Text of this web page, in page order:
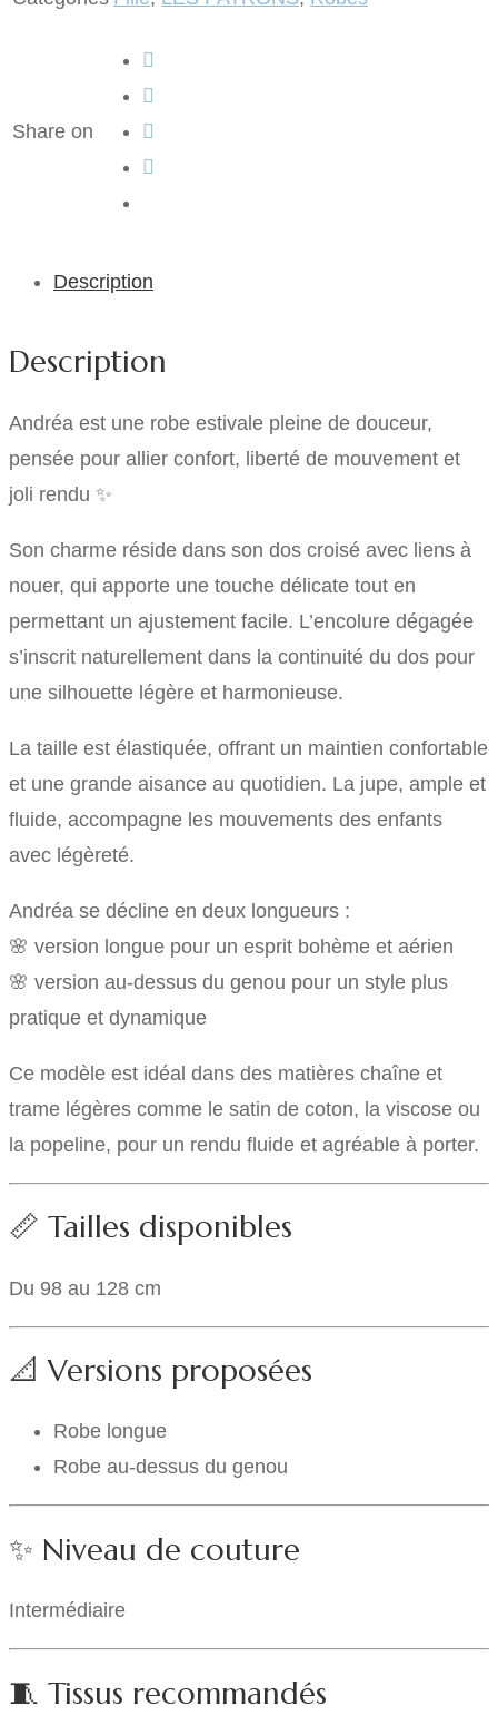
Share on
Description
Description
Andréa est une robe estivale pleine de douceur,
pensée pour allier confort, liberté de mouvement et
joli rendu ✨
Son charme réside dans son dos croisé avec liens à
nouer, qui apporte une touche délicate tout en
permettant un ajustement facile. L’encolure dégagée
s’inscrit naturellement dans la continuité du dos pour
une silhouette légère et harmonieuse.
La taille est élastiquée, offrant un maintien confortable
et une grande aisance au quotidien. La jupe, ample et
fluide, accompagne les mouvements des enfants
avec légèreté.
Andréa se décline en deux longueurs :
🌸 version longue pour un esprit bohème et aérien
🌸 version au-dessus du genou pour un style plus
pratique et dynamique
Ce modèle est idéal dans des matières chaîne et
trame légères comme le satin de coton, la viscose ou
la popeline, pour un rendu fluide et agréable à porter.
📏 Tailles disponibles
Du 98 au 128 cm
📐 Versions proposées
Robe longue
Robe au-dessus du genou
✨ Niveau de couture
Intermédiaire
🧵 Tissus recommandés